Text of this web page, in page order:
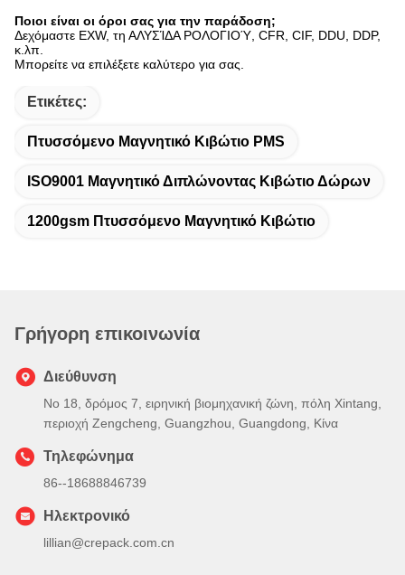
Ποιοι είναι οι όροι σας για την παράδοση;
Δεχόμαστε EXW, τη ΑΛΥΣΊΔΑ ΡΟΛΟΓΙΟΎ, CFR, CIF, DDU, DDP,
κ.λπ.
Μπορείτε να επιλέξετε καλύτερο για σας.
Ετικέτες:
Πτυσσόμενο Μαγνητικό Κιβώτιο PMS
ISO9001 Μαγνητικό Διπλώνοντας Κιβώτιο Δώρων
1200gsm Πτυσσόμενο Μαγνητικό Κιβώτιο
Γρήγορη επικοινωνία
Διεύθυνση
Νο 18, δρόμος 7, ειρηνική βιομηχανική ζώνη, πόλη Xintang,
περιοχή Zengcheng, Guangzhou, Guangdong, Κίνα
Τηλεφώνημα
86--18688846739
Ηλεκτρονικό
lillian@crepack.com.cn